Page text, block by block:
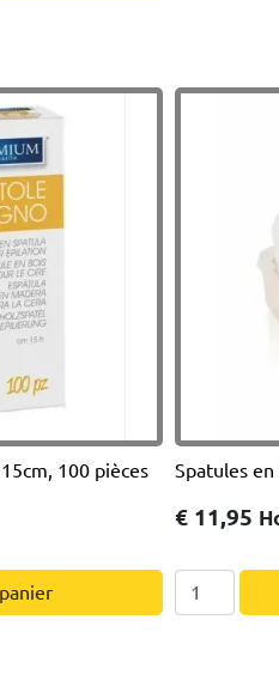
50
100 pièces Spatules
€ 11,95
quantité
de